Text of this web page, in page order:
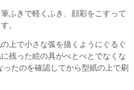
ふきで軽くふき、顔彩をこすって
。
上で小さな弧を描くようにぐるぐ
残った絵の具がべとべとでなくな
ったのを確認してから型紙の上で刷